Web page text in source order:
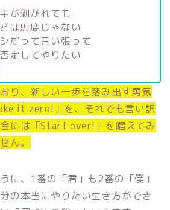
が剥がれても
は馬鹿じゃない
だって言い張って
定してやりたい
り、新しい一歩を踏み出す勇気
it zero!」を、それでも言い訳
には「Start over!」を唱えてみ
ん。
に、1番の「君」も2番の「僕」
の本当にやりたい生き方ができ